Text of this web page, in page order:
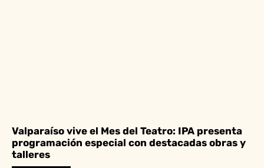
Valparaíso vive el Mes del Teatro: IPA presenta
programación especial con destacadas obras y
talleres